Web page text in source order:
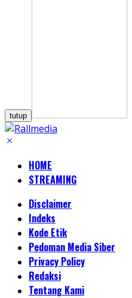
tutup
HOME
STREAMING
Disclaimer
Indeks
Kode Etik
Pedoman Media Siber
Privacy Policy
Redaksi
Tentang Kami